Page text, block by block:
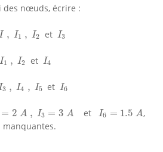
des nœuds, écrire :
, I1 , I2
I, , et I3
I3
I1 , I2
I1 2 et I4
I4
3 , I4 , I5
I3 4, et I6
I6
= 2 A , I3 = 3 A
A I3 3 etI6 = 1.5 A
I6 1.5A
,